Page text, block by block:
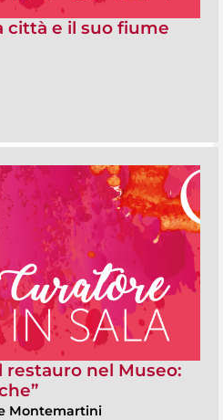
città e il suo fiume
restauro nel Museo:
Montemartini